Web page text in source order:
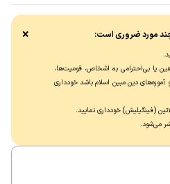
چند مورد ضروری است:
یا بی‌احترامی به اشخاص، قومیت‌ها،
و آموزه‌های دین مبین اسلام باشد خودداری
(فینگیلیش) خودداری نماييد.
می‌شود.
×